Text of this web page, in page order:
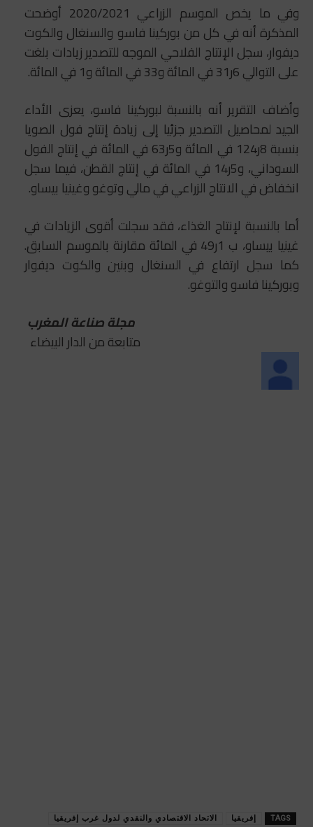
وفي ما يخص الموسم الزراعي 2020/2021 أوضحت
المذكرة أنه في كل من بوركينا فاسو والسنغال والكوت
ديفوار، سجل الإنتاج الفلاحي الموجه للتصدير زيادات بلغت
على التوالي 6ر31 في المائة و33 في المائة و1 في المائة.
وأضاف التقرير أنه بالنسبة لبوركينا فاسو، يعزى الأداء
الجيد لمحاصيل التصدير جزئيا إلى زيادة إنتاج فول الصويا
بنسبة 8ر124 في المائة و5ر63 في المائة في إنتاج الفول
السوداني، و5ر14 في المائة في إنتاج القطن، فيما سجل
انخفاض في الانتاج الزراعي في مالي وتوغو وغينيا بيساو.
أما بالنسبة لإنتاج الغذاء، فقد سجلت أقوى الزيادات في
غينيا بيساو، ب 1ر49 في المائة مقارنة بالموسم السابق.
كما سجل ارتفاع في السنغال وبنين والكوت ديفوار
وبوركينا فاسو والتوغو.
مجلة صناعة المغرب
متابعة من الدار البيضاء
TAGS إفريقيا الاتحاد الاقتصادي والنقدي لدول غرب إفريقيا